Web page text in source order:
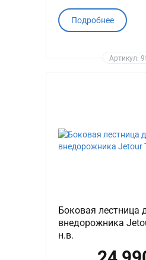
Подробнее
Артикул:
Боковая лестница
внедорожника
н.в.